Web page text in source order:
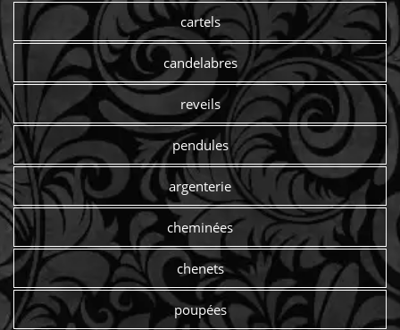
cartels
candelabres
reveils
pendules
argenterie
cheminées
chenets
poupées